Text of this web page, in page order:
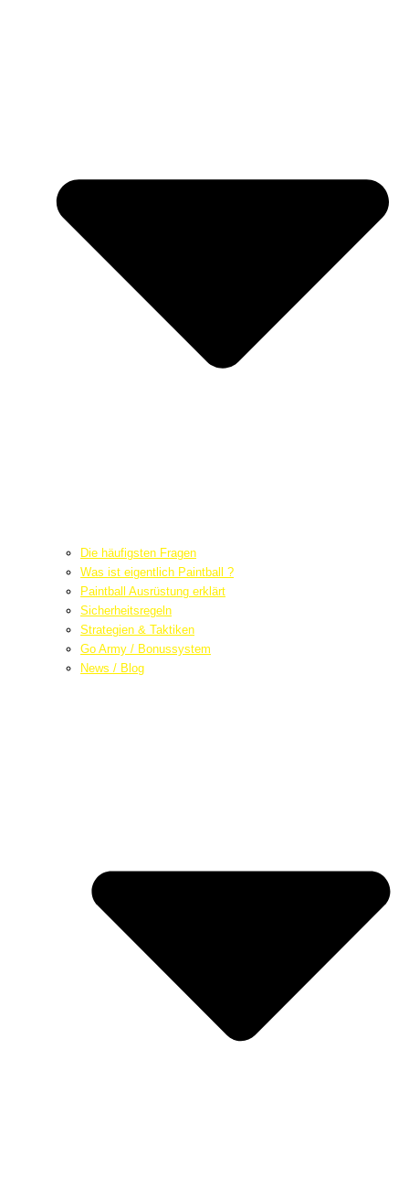
Die häufigsten Fragen
Was ist eigentlich Paintball ?
Paintball Ausrüstung erklärt
Sicherheitsregeln
Strategien & Taktiken
Go Army / Bonussystem
News / Blog